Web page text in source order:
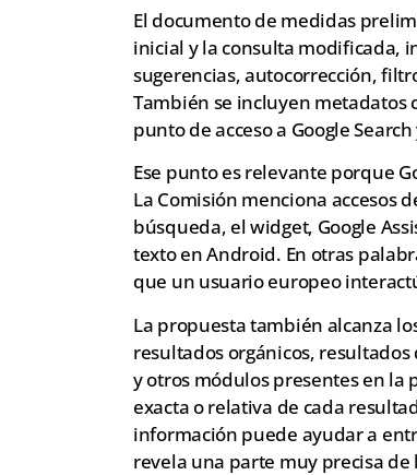
El documento de medidas
inicial y la consulta modificada,
sugerencias, autocorrección,
También se incluyen
punto de acceso a Google
Ese punto es relevante porque
La Comisión menciona accesos
búsqueda, el widget, Google
texto en Android. En otras
que un usuario europeo
La propuesta también alcanza
resultados orgánicos,
y otros módulos presentes en la
exacta o relativa de cada
información puede ayudar a
revela una parte muy precisa